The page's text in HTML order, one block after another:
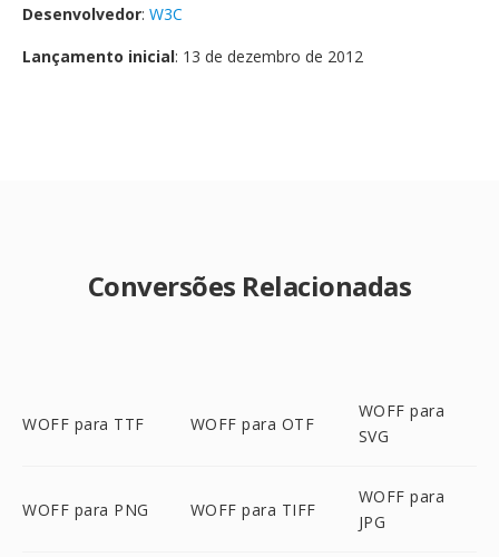
Desenvolvedor: W3C
Lançamento inicial: 13 de dezembro de 2012
Conversões Relacionadas
WOFF para TTF WOFF para OTF
WOFF para
SVG
WOFF para PNG WOFF para TIFF
WOFF para
JPG